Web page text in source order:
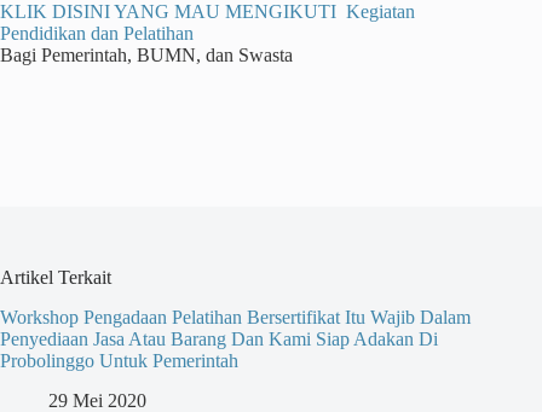
KLIK DISINI YANG MAU MENGIKUTI Kegiatan
Pendidikan dan Pelatihan
Bagi Pemerintah, BUMN, dan Swasta
Artikel Terkait
Workshop Pengadaan Pelatihan Bersertifikat Itu Wajib Dalam
Penyediaan Jasa Atau Barang Dan Kami Siap Adakan Di
Probolinggo Untuk Pemerintah
29 Mei 2020